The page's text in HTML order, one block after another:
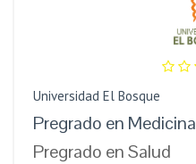
Universidad El Bosque
Pregrado en Medicina
Pregrado en Salud